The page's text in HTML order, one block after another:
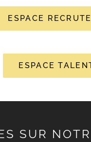
ESPACE
ESPACE
SUR